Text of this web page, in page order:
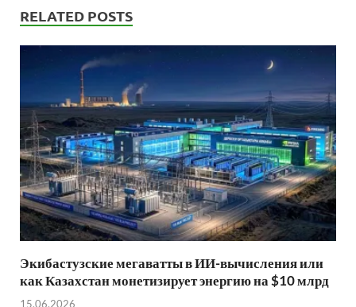
RELATED POSTS
Экибастузские мегаватты в ИИ-вычисления или
как Казахстан монетизирует энергию на $10 млрд
15.06.2026